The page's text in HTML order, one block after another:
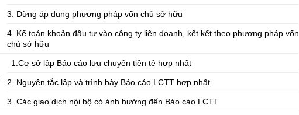
3. Dừng áp dụng phương pháp vốn chủ sở hữu
4. Kế toán khoản đầu tư vào công ty liên doanh, kết kết theo phương pháp vốn
chủ sở hữu
1.Cơ sở lập Báo cáo lưu chuyển tiền tệ hợp nhất
2. Nguyên tắc lập và trình bày Báo cáo LCTT hợp nhất
3. Các giao dịch nội bộ có ảnh hưởng đến Báo cáo LCTT